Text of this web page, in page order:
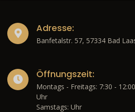
Adresse:
Banfetalstr. 57, 57334 Bad
Öffnungszeit:
Montags - Freitags: 7:30 -
Uhr
Samstags: Uhr